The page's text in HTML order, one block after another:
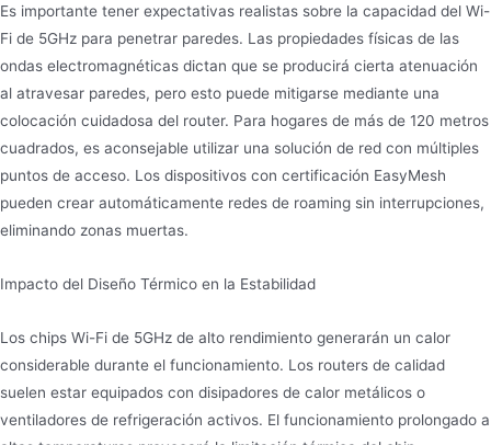
Es importante tener expectativas realistas sobre la capacidad del Wi-
Fi de 5GHz para penetrar paredes. Las propiedades físicas de las
ondas electromagnéticas dictan que se producirá cierta atenuación
al atravesar paredes, pero esto puede mitigarse mediante una
colocación cuidadosa del router. Para hogares de más de 120 metros
cuadrados, es aconsejable utilizar una solución de red con múltiples
puntos de acceso. Los dispositivos con certificación EasyMesh
pueden crear automáticamente redes de roaming sin interrupciones,
eliminando zonas muertas.
Impacto del Diseño Térmico en la Estabilidad
Los chips Wi-Fi de 5GHz de alto rendimiento generarán un calor
considerable durante el funcionamiento. Los routers de calidad
suelen estar equipados con disipadores de calor metálicos o
ventiladores de refrigeración activos. El funcionamiento prolongado a